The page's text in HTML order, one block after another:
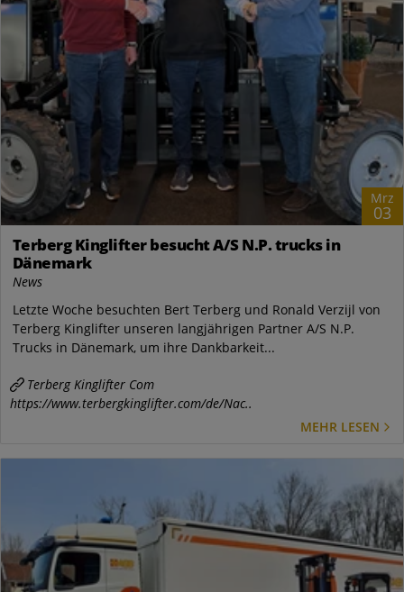
Mrz
03
Terberg Kinglifter besucht A/S N.P. trucks in
Dänemark
News
Letzte Woche besuchten Bert Terberg und Ronald Verzijl von
Terberg Kinglifter unseren langjährigen Partner A/S N.P.
Trucks in Dänemark, um ihre Dankbarkeit...
Terberg Kinglifter Com
https://www.terbergkinglifter.com/de/Nac..
MEHR LESEN